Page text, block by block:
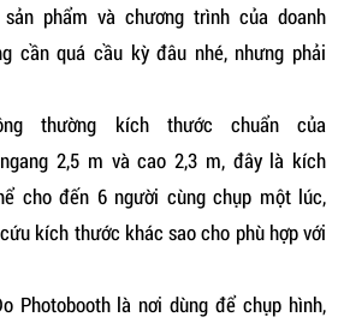
phẩm và chương trình của doanh
cần quá cầu kỳ đâu nhé, nhưng phải
thường kích thước chuẩn của
2,5 m và cao 2,3 m, đây là kích
cho đến 6 người cùng chụp một lúc,
kích thước khác sao cho phù hợp với
Photobooth là nơi dùng để chụp hình,